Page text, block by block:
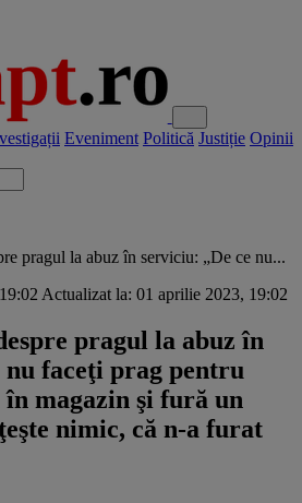
Eveniment Politică Justiție Opinii
pragul la abuz în serviciu: „De ce nu...
Actualizat la: 01 aprilie 2023, 19:02
pragul la abuz în
nu faceţi prag pentru
magazin şi fură un
nimic, că n-a furat